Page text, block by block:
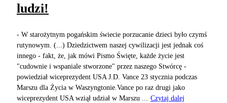
ludzi!
- W starożytnym pogańskim świecie porzucanie dzieci było czymś
rutynowym. (...) Dziedzictwem naszej cywilizacji jest jednak coś
innego - fakt, że, jak mówi Pismo Święte, każde życie jest
"cudownie i wspaniale stworzone" przez naszego Stwórcę -
powiedział wiceprezydent USA J.D. Vance 23 stycznia podczas
Marszu dla Życia w Waszyngtonie.Vance po raz drugi jako
wiceprezydent USA wziął udział w Marszu ... Czytaj dalej